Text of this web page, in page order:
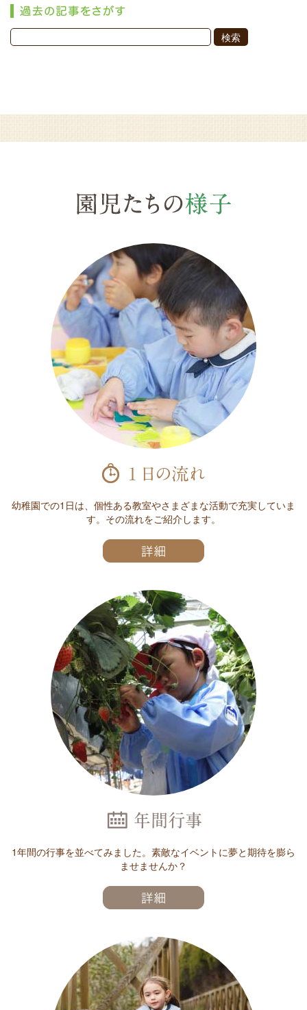
幼稚園での1日は、個性ある教室やさまざまな活動で充実していま
す。その流れをご紹介します。
1年間の行事を並べてみました。素敵なイベントに夢と期待を膨ら
ませませんか？